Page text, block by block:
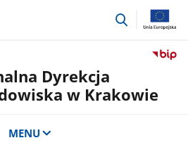
przejdź
Dyrekcja
w Krakowie
MENU